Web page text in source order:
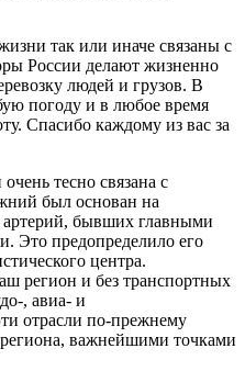
так или иначе связаны с
России делают жизненно
людей и грузов. В
погоду и в любое время
Спасибо каждому из вас за
тесно связана с
был основан на
бывших главными
Это предопределило его
центра.
регион и без транспортных
, авиа- и
отрасли по-прежнему
важнейшими точками